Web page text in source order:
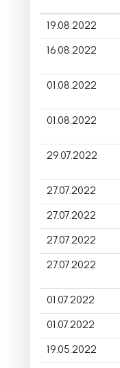
19.08.2022
16.08.2022
01.08.2022
01.08.2022
29.07.2022
27.07.2022
27.07.2022
27.07.2022
27.07.2022
01.07.2022
01.07.2022
19.05.2022